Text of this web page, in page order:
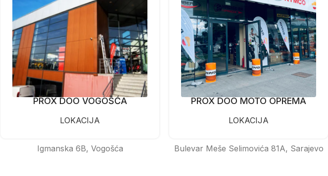
PROX DOO VOGOŠĆA
LOKACIJA
Igmanska 6B, Vogošća
PROX DOO MOTO OPREMA
LOKACIJA
Bulevar Meše Selimovića 81A, Sarajevo